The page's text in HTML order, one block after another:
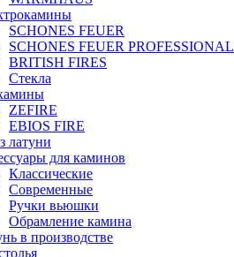
SCHONES FEUER
SCHONES FEUER PROFESSIONAL
BRITISH FIRES
Стекла
ZEFIRE
EBIOS FIRE
латуни
для каминов
Классические
Современные
Ручки вьюшки
Обрамление камина
в производстве